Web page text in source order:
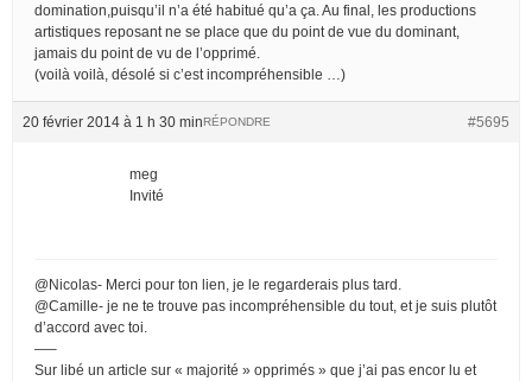
domination,puisqu’il n’a été habitué qu’a ça. Au final, les productions
artistiques reposant ne se place que du point de vue du dominant,
jamais du point de vu de l’opprimé.
(voilà voilà, désolé si c’est incompréhensible …)
20 février 2014 à 1 h 30 min #5695
RÉPONDRE
meg
Invité
@Nicolas- Merci pour ton lien, je le regarderais plus tard.
@Camille- je ne te trouve pas incompréhensible du tout, et je suis plutôt
d’accord avec toi.
—–
Sur libé un article sur « majorité » opprimés » que j’ai pas encor lu et